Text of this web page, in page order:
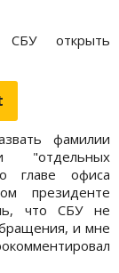
СБУ открыть
фамилии
главе офиса
президенте
что СБУ не
и мне